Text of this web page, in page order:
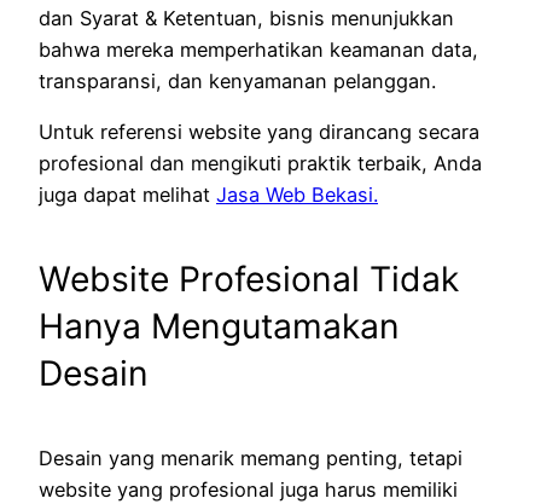
dan Syarat & Ketentuan, bisnis menunjukkan
bahwa mereka memperhatikan keamanan data,
transparansi, dan kenyamanan pelanggan.
Untuk referensi website yang dirancang secara
profesional dan mengikuti praktik terbaik, Anda
juga dapat melihat Jasa Web Bekasi.
Website Profesional Tidak
Hanya Mengutamakan
Desain
Desain yang menarik memang penting, tetapi
website yang profesional juga harus memiliki